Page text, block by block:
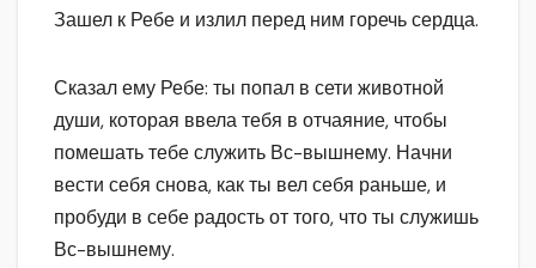
Зашел к Ребе и излил перед ним горечь сердца.
Сказал ему Ребе: ты попал в сети животной
души, которая ввела тебя в отчаяние, чтобы
помешать тебе служить Вс-вышнему. Начни
вести себя снова, как ты вел себя раньше, и
пробуди в себе радость от того, что ты служишь
Вс-вышнему.